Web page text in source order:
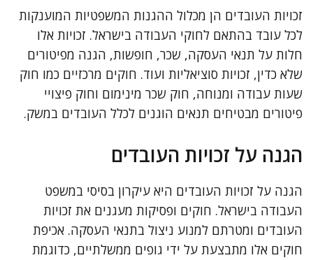
זכויות העובדים הן מכלול ההגנות המשפטיות המוענקות
לכל עובד בהתאם לחוקי העבודה בישראל. זכויות אלו
חלות על תנאי העסקה, שכר, חופשות, הגנה מפיטורים
שלא כדין, זכויות סוציאליות ועוד. חוקים מרכזיים כמו חוק
שעות עבודה ומנוחה, חוק שכר מינימום וחוק פיצויי
פיטורים מבטיחים תנאים הוגנים לכלל העובדים במשק.
הגנה על זכויות העובדים
הגנה על זכויות העובדים היא עיקרון בסיסי במשפט
העבודה בישראל. חוקים ופסיקות מעגנים את זכויות
העובדים ומטרתם למנוע ניצול בתנאי העסקה. אכיפת
חוקים אלו מתבצעת על ידי גופים ממשלתיים, כדוגמת